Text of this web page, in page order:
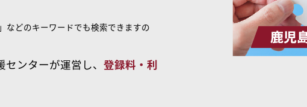
どのキーワードでも検索できますの
ンターが運営し、 登録料・利